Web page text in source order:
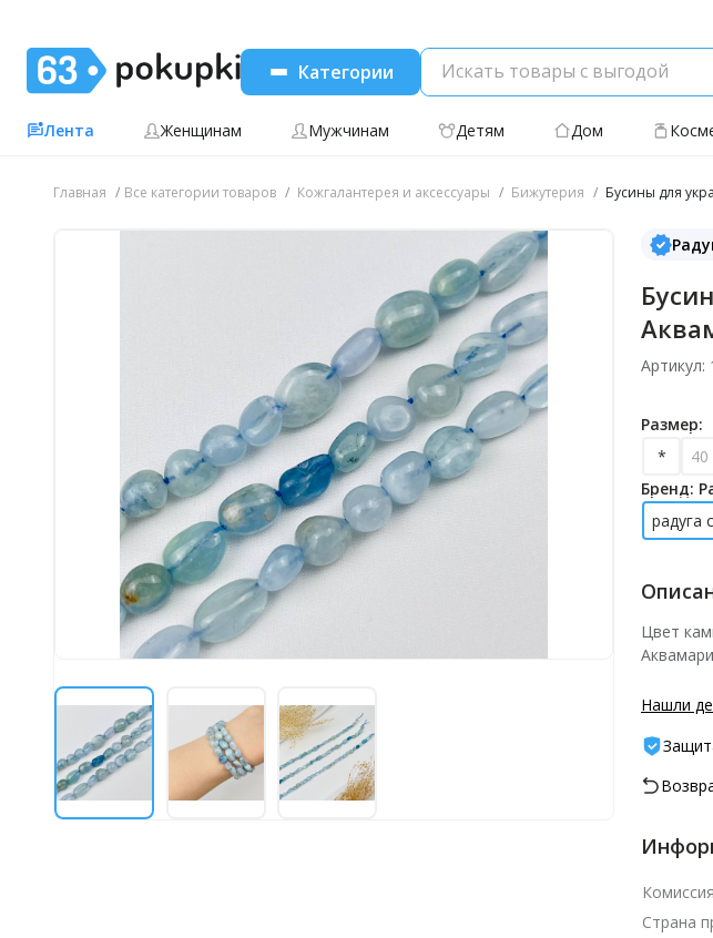
Категории
Лента Женщинам Мужчинам Детям Дом
Главная Все категории товаров Кожгалантерея и аксессуары Бижутерия Бусины для
Артикул:
Размер:
*
40
Бренд:
радуга
Цвет
Нашли
Комиссия
Страна